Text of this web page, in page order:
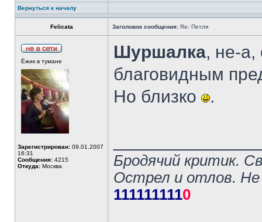
Вернуться к началу
Felicata Заголовок сообщения: Re: Петля
Ёжик в тумане
Зарегистрирован: 09.01.2007
16:31
Сообщения: 4215
Откуда: Москва
Шуршалка, не-а,
благовидным
Но близко
.
Бродячий критик.
Острел и отлов. Не
1111111110